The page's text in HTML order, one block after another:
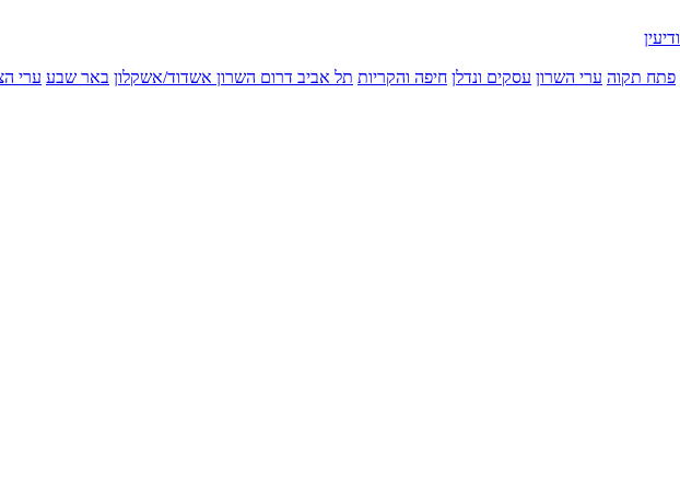
פתח תקוה ערי השרון עסקים ונדלן חיפה והקריות תל אביב דרום השרון אשדוד/אשקלון באר שבע ערי